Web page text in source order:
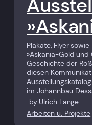
Plakate, Flyer
»Askania-Gold
Geschichte der
diesen
im Johannbau
by Ulrich Lange
Arbeiten u. Projekte